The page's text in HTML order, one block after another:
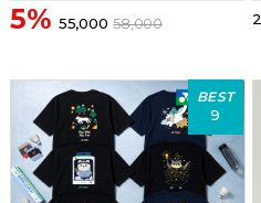
5% 55,000 58,000
BEST
9